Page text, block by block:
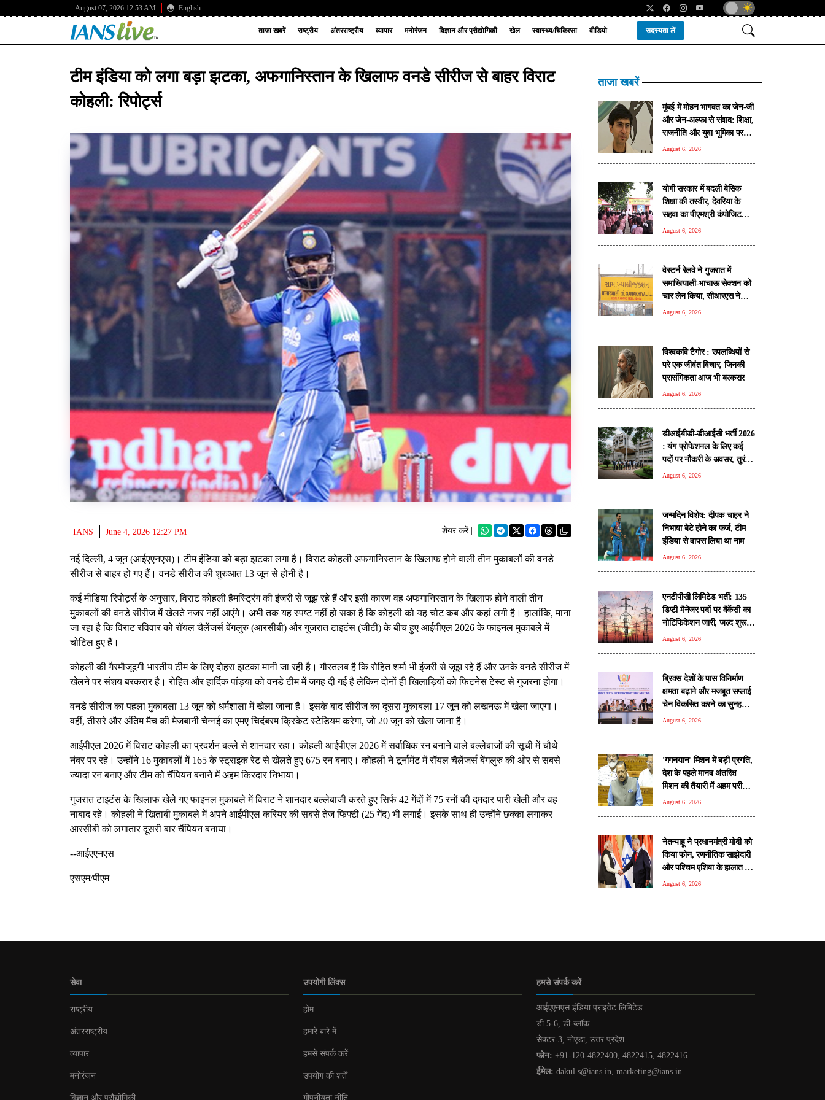
August 07, 2026 12:53 AM English
ताजा खबरें राष्ट्रीय अंतरराष्ट्रीय व्यापार मनोरंजन विज्ञान और प्रौद्योगिकी खेल स्वास्थ्य/चिकित्सा वीडियो सदस्यता लें
टीम इंडिया को लगा बड़ा झटका, अफगानिस्तान के खिलाफ वनडे सीरीज से बाहर विराट
कोहली: रिपोर्ट्स
IANS June 4, 2026 12:27 PM शेयर करें |
नई दिल्ली, 4 जून (आईएएनएस)। टीम इंडिया को बड़ा झटका लगा है। विराट कोहली अफगानिस्तान के खिलाफ होने वाली तीन मुकाबलों की वनडे
सीरीज से बाहर हो गए हैं। वनडे सीरीज की शुरुआत 13 जून से होनी है।
कई मीडिया रिपोर्ट्स के अनुसार, विराट कोहली हैमस्ट्रिंग की इंजरी से जूझ रहे हैं और इसी कारण वह अफगानिस्तान के खिलाफ होने वाली तीन
मुकाबलों की वनडे सीरीज में खेलते नजर नहीं आएंगे। अभी तक यह स्पष्ट नहीं हो सका है कि कोहली को यह चोट कब और कहां लगी है। हालांकि, माना
जा रहा है कि विराट रविवार को रॉयल चैलेंजर्स बेंगलुरु (आरसीबी) और गुजरात टाइटंस (जीटी) के बीच हुए आईपीएल 2026 के फाइनल मुकाबले में
चोटिल हुए हैं।
कोहली की गैरमौजूदगी भारतीय टीम के लिए दोहरा झटका मानी जा रही है। गौरतलब है कि रोहित शर्मा भी इंजरी से जूझ रहे हैं और उनके वनडे सीरीज में
खेलने पर संशय बरकरार है। रोहित और हार्दिक पांड्या को वनडे टीम में जगह दी गई है लेकिन दोनों ही खिलाड़ियों को फिटनेस टेस्ट से गुजरना होगा।
वनडे सीरीज का पहला मुकाबला 13 जून को धर्मशाला में खेला जाना है। इसके बाद सीरीज का दूसरा मुकाबला 17 जून को लखनऊ में खेला जाएगा।
वहीं, तीसरे और अंतिम मैच की मेजबानी चेन्नई का एमए चिदंबरम क्रिकेट स्टेडियम करेगा, जो 20 जून को खेला जाना है।
आईपीएल 2026 में विराट कोहली का प्रदर्शन बल्ले से शानदार रहा। कोहली आईपीएल 2026 में सर्वाधिक रन बनाने वाले बल्लेबाजों की सूची में चौथे
नंबर पर रहे। उन्होंने 16 मुकाबलों में 165 के स्ट्राइक रेट से खेलते हुए 675 रन बनाए। कोहली ने टूर्नामेंट में रॉयल चैलेंजर्स बेंगलुरु की ओर से सबसे
ज्यादा रन बनाए और टीम को चैंपियन बनाने में अहम किरदार निभाया।
गुजरात टाइटंस के खिलाफ खेले गए फाइनल मुकाबले में विराट ने शानदार बल्लेबाजी करते हुए सिर्फ 42 गेंदों में 75 रनों की दमदार पारी खेली और वह
नाबाद रहे। कोहली ने खिताबी मुकाबले में अपने आईपीएल करियर की सबसे तेज फिफ्टी (25 गेंद) भी लगाई। इसके साथ ही उन्होंने छक्का लगाकर
आरसीबी को लगातार दूसरी बार चैंपियन बनाया।
--आईएएनएस
एसएम/पीएम
ताजा खबरें
मुंबई में मोहन भागवत का जेन-जी
और जेन-अल्फा से संवाद: शिक्षा,
राजनीति और युवा भूमिका पर
खुलकर हुई चर्चा
August 6, 2026
योगी सरकार में बदली बेसिक
शिक्षा की तस्वीर, देवरिया के
सहवा का पीएमश्री कंपोजिट
विद्यालय बना प्रदेश का मॉडल
August 6, 2026
वेस्टर्न रेलवे ने गुजरात में
समाखियाली-भाचाऊ सेक्शन को
चार लेन किया, सीआरएस ने
किया निरीक्षण
August 6, 2026
विश्वकवि टैगोर : उपलब्धियों से
परे एक जीवंत विचार, जिनकी
प्रासंगिकता आज भी बरकरार
August 6, 2026
डीआईबीडी-डीआईसी भर्ती 2026
: यंग प्रोफेशनल के लिए कई
पदों पर नौकरी के अवसर, तुरंत
करें आवेदन
August 6, 2026
जन्मदिन विशेष: दीपक चाहर ने
निभाया बेटे होने का फर्ज, टीम
इंडिया से वापस लिया था नाम
August 6, 2026
एनटीपीसी लिमिटेड भर्ती: 135
डिप्टी मैनेजर पदों पर वैकेंसी का
नोटिफिकेशन जारी, जल्द शुरू
होगी आवेदन प्रक्रिया
August 6, 2026
ब्रिक्स देशों के पास विनिर्माण
क्षमता बढ़ाने और मजबूत सप्लाई
चेन विकसित करने का सुनहरा
अवसर: पीयूष गोयल
August 6, 2026
'गगनयान' मिशन में बड़ी प्रगति,
देश के पहले मानव अंतरिक्ष
मिशन की तैयारी में अहम परीक्षण
पूरे: डॉ. जितेंद्र सिंह
August 6, 2026
नेतन्याहू ने प्रधानमंत्री मोदी को
क‍िया फोन, रणनीतिक साझेदारी
और पश्चिम एशिया के हालात पर
हुई चर्चा
August 6, 2026
सेवा
राष्ट्रीय
अंतरराष्ट्रीय
व्यापार
मनोरंजन
विज्ञान और प्रौद्योगिकी
उपयोगी लिंक्स
होम
हमारे बारे में
हमसे संपर्क करें
उपयोग की शर्तें
गोपनीयता नीति
हमसे संपर्क करें
आईएएनएस इंडिया प्राइवेट लिमिटेड
डी 5-6, डी-ब्लॉक
सेक्टर-3, नोएडा, उत्तर प्रदेश
फोन: +91-120-4822400, 4822415, 4822416
ईमेल: dakul.s@ians.in, marketing@ians.in